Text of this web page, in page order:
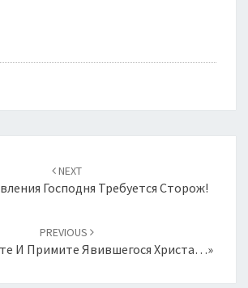
NEXT
Господня Требуется Сторож!
PREVIOUS
И Примите Явившегося Христа…»